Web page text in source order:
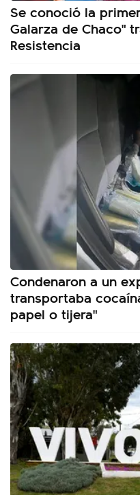
Se conoció la
Galarza de Chaco"
Resistencia
Condenaron a un
transportaba
papel o tijera"